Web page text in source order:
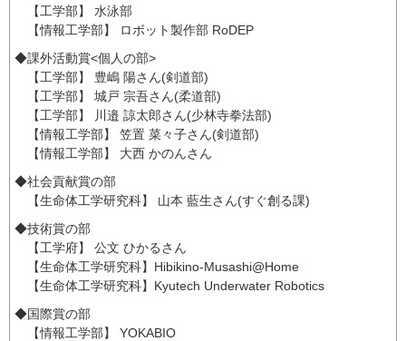
【工学部】 水泳部
【情報工学部】 ロボット製作部 RoDEP
◆課外活動賞<個人の部>
【工学部】 豊嶋 陽さん(剣道部)
【工学部】 城戸 宗吾さん(柔道部)
【工学部】 川邉 諒太郎さん(少林寺拳法部)
【情報工学部】 笠置 菜々子さん(剣道部)
【情報工学部】 大西 かのんさん
◆社会貢献賞の部
【生命体工学研究科】 山本 藍生さん(すぐ創る課)
◆技術賞の部
【工学府】 公文 ひかるさん
【生命体工学研究科】Hibikino-Musashi@Home
【生命体工学研究科】Kyutech Underwater Robotics
◆国際賞の部
【情報工学部】 YOKABIO